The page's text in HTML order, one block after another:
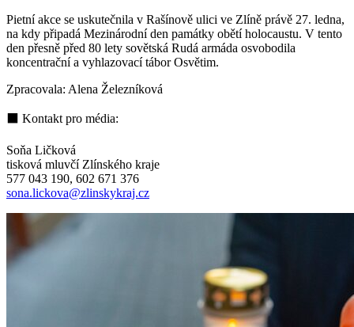
Pietní akce se uskutečnila v Rašínově ulici ve Zlíně právě 27. ledna,
na kdy připadá Mezinárodní den památky obětí holocaustu. V tento
den přesně před 80 lety sovětská Rudá armáda osvobodila
koncentrační a vyhlazovací tábor Osvětim.
Zpracovala: Alena Železníková
⬛ Kontakt pro média:
Soňa Ličková
tisková mluvčí Zlínského kraje
577 043 190, 602 671 376
sona.lickova@zlinskykraj.cz